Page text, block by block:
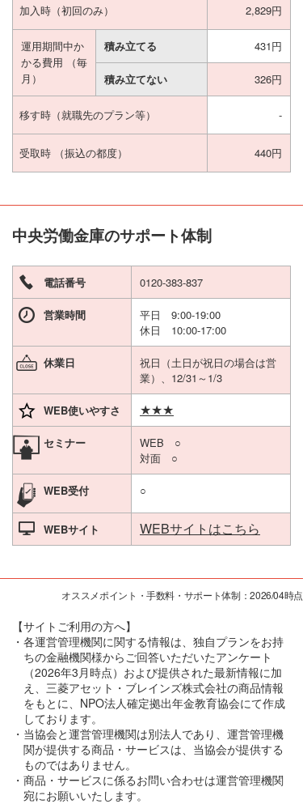
加入時 （初回のみ） 2,829円
運用期間中か
かる費用
（毎
月）
積み立てる 431円
積み立てない 326円
移す時 （就職先のプラン等） -
受取時 （振込の都度） 440円
中央労働金庫のサポート体制
電話番号 0120-383-837
営業時間
平日 9:00-19:00
休日 10:00-17:00
休業日
祝日（土日が祝日の場合は営
業）、12/31～1/3
WEB使いやすさ ★★★
セミナー
WEB ○
対面 ○
WEB受付 ○
WEBサイト WEBサイトはこちら
オススメポイント・手数料・サポート体制：2026/04時点
【サイトご利用の方へ】
・各運営管理機関に関する情報は、独自プランをお持
ちの金融機関様からご回答いただいたアンケート
（2026年3月時点）および提供された最新情報に加
え、三菱アセット・ブレインズ株式会社の商品情報
をもとに、NPO法人確定拠出年金教育協会にて作成
しております。
・当協会と運営管理機関は別法人であり、運営管理機
関が提供する商品・サービスは、当協会が提供する
ものではありません。
・商品・サービスに係るお問い合わせは運営管理機関
宛にお願いいたします。